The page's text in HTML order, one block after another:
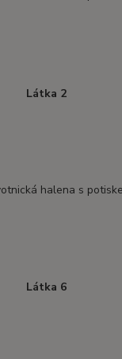
Látka 2
Látka 6